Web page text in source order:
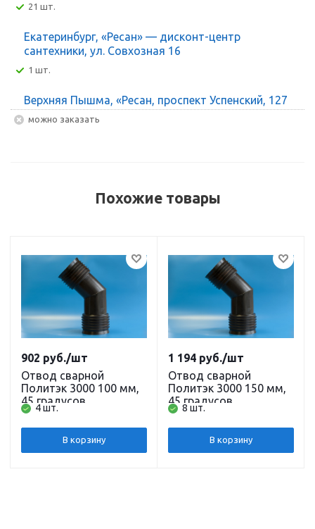
21 шт.
Екатеринбург, «Ресан» — дисконт-центр
сантехники, ул. Совхозная 16
1 шт.
Верхняя Пышма, «Ресан, проспект Успенский, 127
Можно заказать
Похожие товары
Отвод сварной
Политэк 3000 100 мм,
45 градусов
4 шт.
902 руб./шт
В корзину
Отвод сварной
Политэк 3000 150 мм,
45 градусов
8 шт.
1 194 руб./шт
В корзину